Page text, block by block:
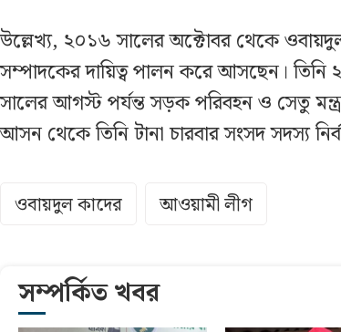
উল্লেখ্য, ২০১৬ সালের অক্টোবর থেকে
সম্পাদকের দায়িত্ব পালন করে আসছেন।
সালের আগস্ট পর্যন্ত সড়ক পরিবহন ও সেতু
আসন থেকে তিনি টানা চারবার সংসদ সদস্য
ওবায়দুল কাদের আওয়ামী লীগ
সম্পর্কিত খবর